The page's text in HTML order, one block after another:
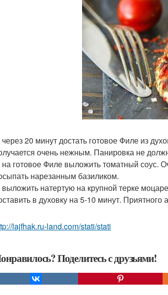
20 минут достать готовое Филе из
очень нежным. Панировка не
на готовое Филе выложить томатный соус.
нарезанным базиликом.
выложить натертую на крупной терке
в духовку на 5-10 минут.
lajfhak.ru-land.com/stati/stati
Поделитесь с друзьями!